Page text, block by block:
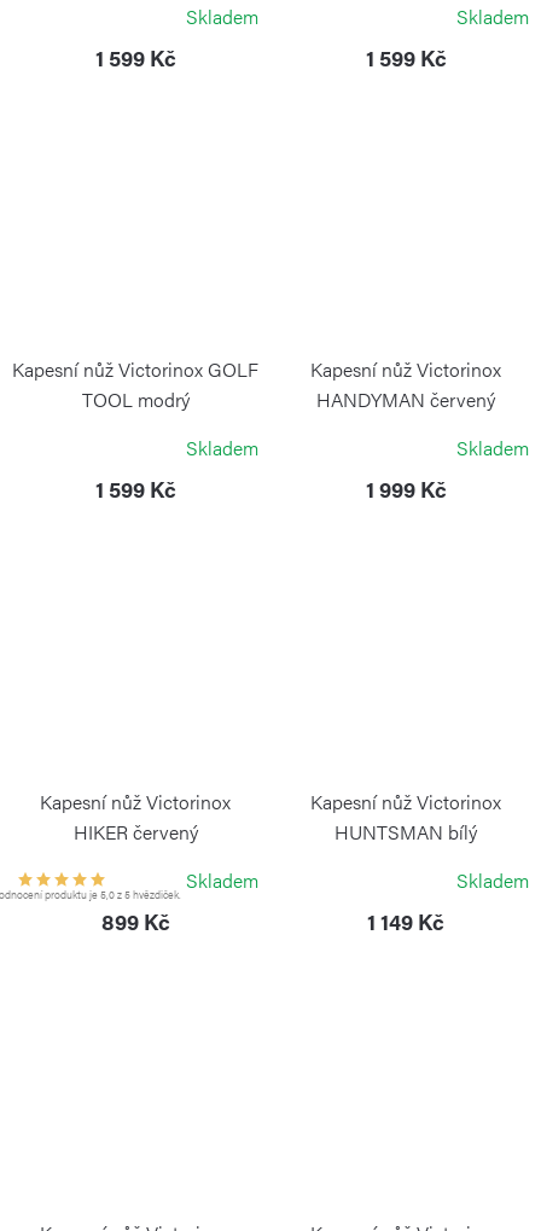
Skladem
1 599 Kč
Skladem
1 599 Kč
Kapesní nůž Victorinox GOLF
TOOL modrý
Skladem
1 599 Kč
Kapesní nůž Victorinox
HANDYMAN červený
Skladem
1 999 Kč
Kapesní nůž Victorinox
HIKER červený
produktu je 5,0 z 5 hvězdiček.
Skladem
899 Kč
Kapesní nůž Victorinox
HUNTSMAN bílý
Skladem
1 149 Kč